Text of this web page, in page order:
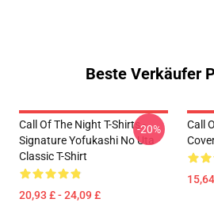
Beste Verkäufer
Call Of The Night T-Shirts -
Signature Yofukashi No Uta
Classic T-Shirt
20,93 £ - 24,09 £
-20%
Call